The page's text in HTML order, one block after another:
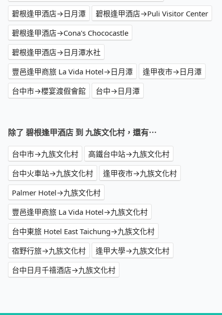
碧根逢甲酒店→日月潭
碧根逢甲酒店→Puli Visitor Center
碧根逢甲酒店→Cona's Chococastle
碧根逢甲酒店→日月潭水社
豐邑逢甲商旅 La Vida Hotel→日月潭
逢甲夜市→日月潭
台中市→櫻宴渡假會館
台中→日月潭
除了 碧根逢甲酒店 到 九族文化村，還有⋯
台中市→九族文化村
高鐵台中站→九族文化村
台中火車站→九族文化村
逢甲夜市→九族文化村
Palmer Hotel→九族文化村
豐邑逢甲商旅 La Vida Hotel→九族文化村
台中東旅 Hotel East Taichung→九族文化村
宿野行旅→九族文化村
逢甲大學→九族文化村
台中日月千禧酒店→九族文化村